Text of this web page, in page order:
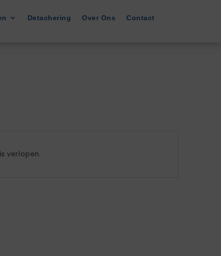
Detachering Over Ons Contact
verlopen.